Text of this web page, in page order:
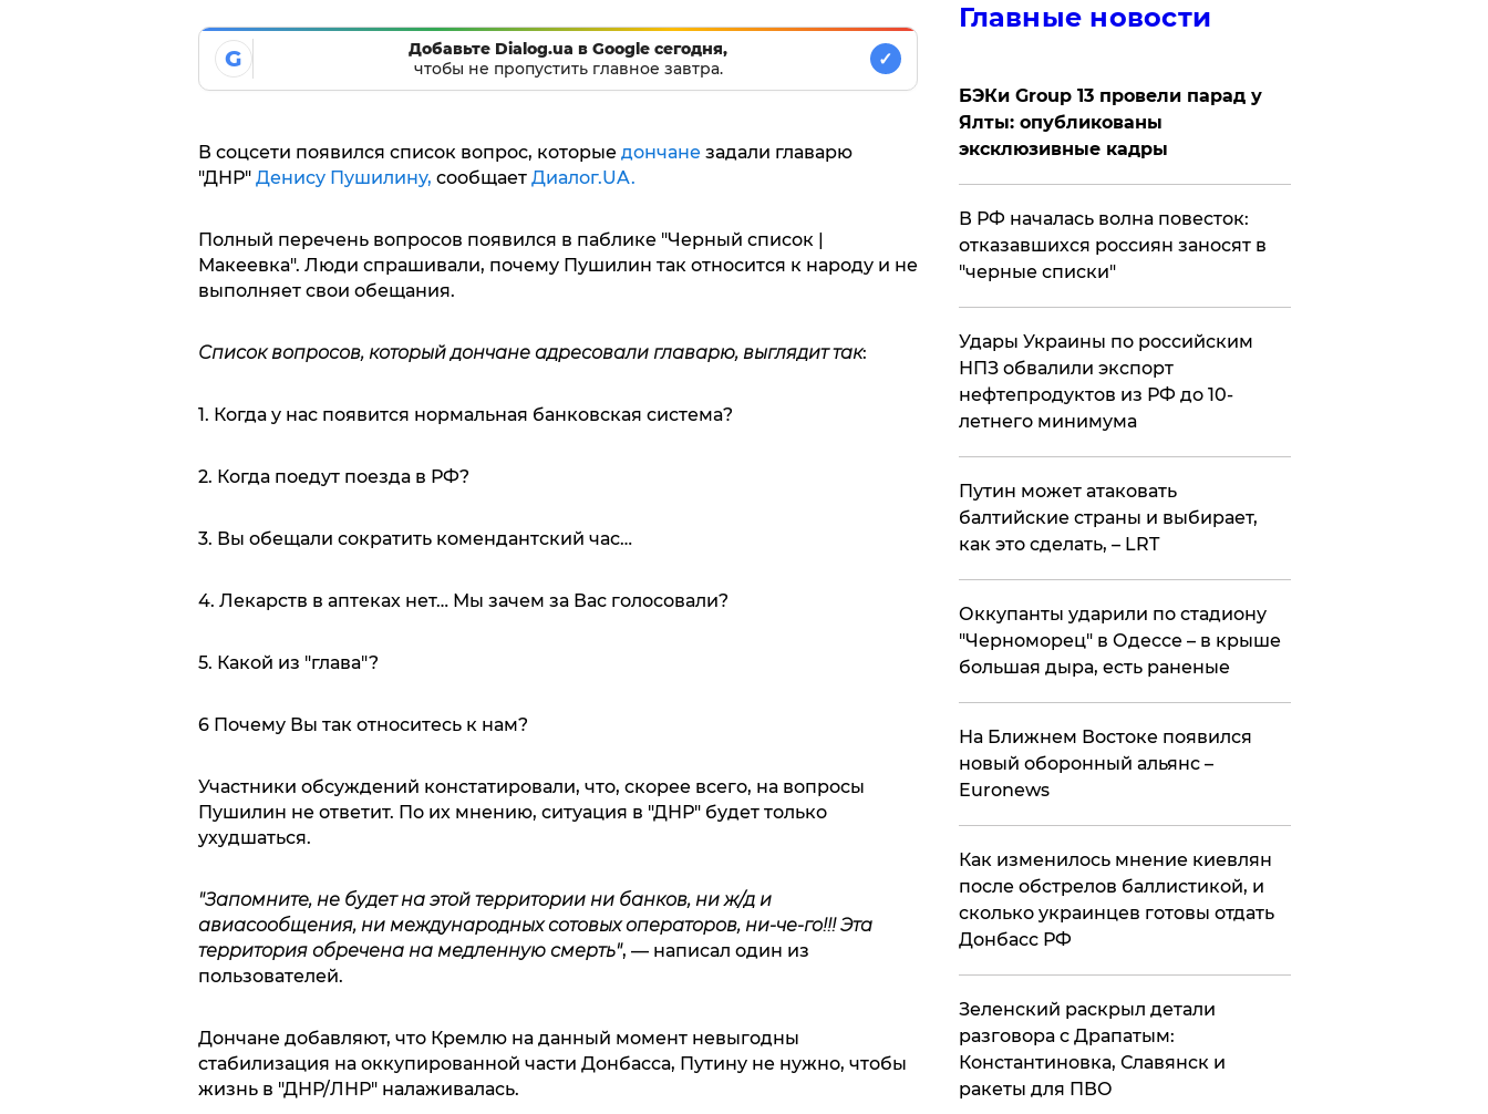
G
Добавьте Dialog.ua в Google сегодня,
чтобы не пропустить главное завтра.
✓
В соцсети появился список вопрос, которыедончанезадали главарю
"ДНР" Денису Пушилину, сообщает Диалог.UA.
Полный перечень вопросов появился в паблике "Черный список |
Макеевка". Люди спрашивали, почему Пушилин так относится к народу и не
выполняет свои обещания.
Список вопросов, который дончане адресовали главарю, выглядит так:
1. Когда у нас появится нормальная банковская система?
2. Когда поедут поезда в РФ?
3. Вы обещали сократить комендантский час…
4. Лекарств в аптеках нет… Мы зачем за Вас голосовали?
5. Какой из "глава"?
6 Почему Вы так относитесь к нам?
Участники обсуждений констатировали, что, скорее всего, на вопросы
Пушилин не ответит. По их мнению, ситуация в "ДНР" будет только
ухудшаться.
"Запомните, не будет на этой территории ни банков, ни ж/д и
авиасообщения, ни международных сотовых операторов, ни-че-го!!! Эта
территория обречена на медленную смерть", — написал один из
пользователей.
Дончане добавляют, что Кремлю на данный момент невыгодны
стабилизация на оккупированной части Донбасса, Путину не нужно, чтобы
жизнь в "ДНР/ЛНР" налаживалась.
Главные новости
​БЭКи Group 13 провели парад у
Ялты: опубликованы
эксклюзивные кадры
​В РФ началась волна повесток:
отказавшихся россиян заносят в
"черные списки"
Удары Украины по российским
НПЗ обвалили экспорт
нефтепродуктов из РФ до 10-
летнего минимума
Путин может атаковать
балтийские страны и выбирает,
как это сделать, – LRT
Оккупанты ударили по стадиону
"Черноморец" в Одессе – в крыше
большая дыра, есть раненые
На Ближнем Востоке появился
новый оборонный альянс –
Euronews
Как изменилось мнение киевлян
после обстрелов баллистикой, и
сколько украинцев готовы отдать
Донбасс РФ
​Зеленский раскрыл детали
разговора с Драпатым:
Константиновка, Славянск и
ракеты для ПВО